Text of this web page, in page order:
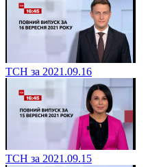
ТСН за 2021.09.16
ТСН за 2021.09.15